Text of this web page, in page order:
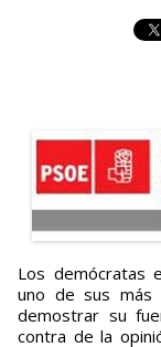
Los demócratas españoles e Internet se encuentra ante
uno de sus más
demostrar su
contra de la